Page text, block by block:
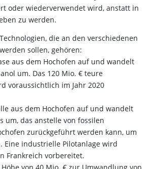
oder wiederverwendet wird, anstatt in
zu werden.
die an den verschiedenen
sollen, gehören:
aus dem Hochofen auf und wandelt
um. Das 120 Mio. € teure
voraussichtlich im Jahr 2020
aus dem Hochofen auf und wandelt
um, das anstelle von fossilen
zurückgeführt werden kann, um
Eine industrielle Pilotanlage wird
Frankreich vorbereitet.